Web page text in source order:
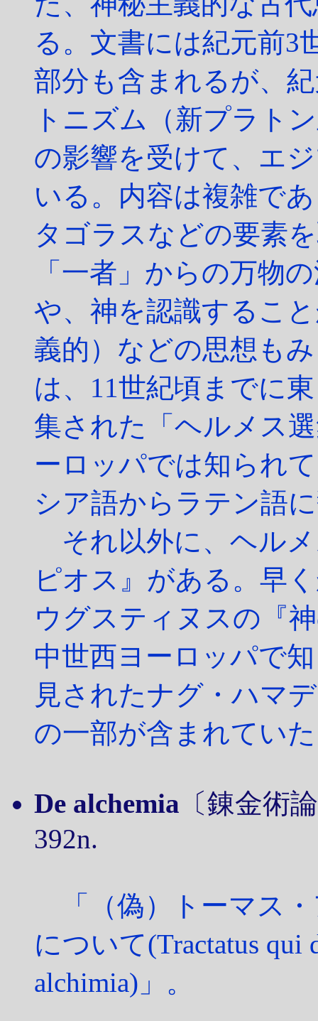
る。文書には紀元前3
部分も含まれるが、
トニズム（新プラト
の影響を受けて、エ
いる。内容は複雑で
タゴラスなどの要素
「一者」からの万物
や、神を認識するこ
義的）などの思想も
は、11世紀頃までに
集された「ヘルメス
ーロッパでは知られ
シア語からラテン語
それ以外に、ヘル
ピオス』がある。早
ウグスティヌスの『
中世西ヨーロッパで
見されたナグ・ハマ
の一部が含まれてい
De alchemia 〔錬金術
392n.
「（偽）トーマス・
について(Tractatus qui
alchimia)」。